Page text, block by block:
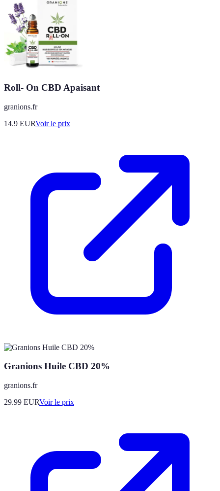
Roll- On CBD Apaisant
granions.fr
14.9 EURVoir le prix
Granions Huile CBD 20%
granions.fr
29.99 EURVoir le prix